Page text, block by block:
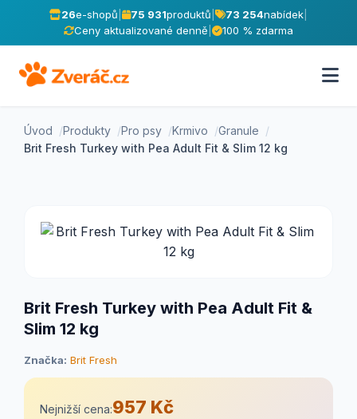
26e-shopů 75 931produktů 73 254nabídek
Ceny aktualizované denně
100 % zdarma
Úvod Produkty Pro psy Krmivo
Granule
Brit Fresh Turkey with Pea Adult Fit & Slim 12 kg
Brit Fresh Turkey with Pea Adult Fit &
Slim 12 kg
Značka: Brit Fresh
Nejnižší cena:957 Kč